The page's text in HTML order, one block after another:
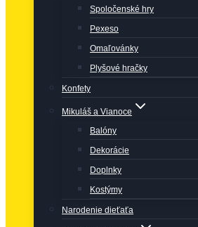
Spoločenské hry
Pexeso
Omaľovánky
Plyšové hračky
Konfety
Mikuláš a Vianoce
Balóny
Dekorácie
Doplnky
Kostýmy
Narodenie dieťaťa